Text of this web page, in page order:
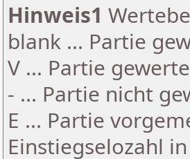
Hinweis1
blank ... Partie
V ... Partie
- ... Partie nicht
E ... Partie
Einstiegselozahl